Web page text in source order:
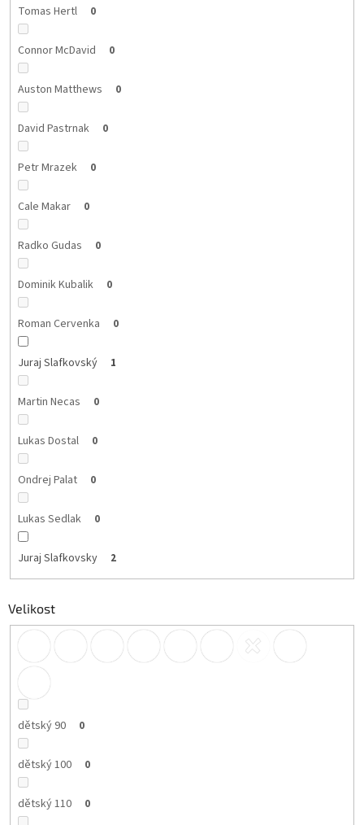
Tomas Hertl 0
Connor McDavid 0
Auston Matthews 0
David Pastrnak 0
Petr Mrazek 0
Cale Makar 0
Radko Gudas 0
Dominik Kubalik 0
Roman Cervenka 0
Juraj Slafkovský 1
Martin Necas 0
Lukas Dostal 0
Ondrej Palat 0
Lukas Sedlak 0
Juraj Slafkovsky 2
Velikost
dětský 90 0
dětský 100 0
dětský 110 0